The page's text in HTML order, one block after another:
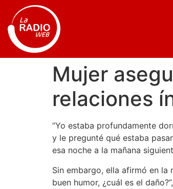
Mujer
relaciones
“Yo estaba profundamente
y le pregunté qué estaba
esa noche a la mañana
Sin embargo, ella afirmó en la
buen humor, ¿cuál es el